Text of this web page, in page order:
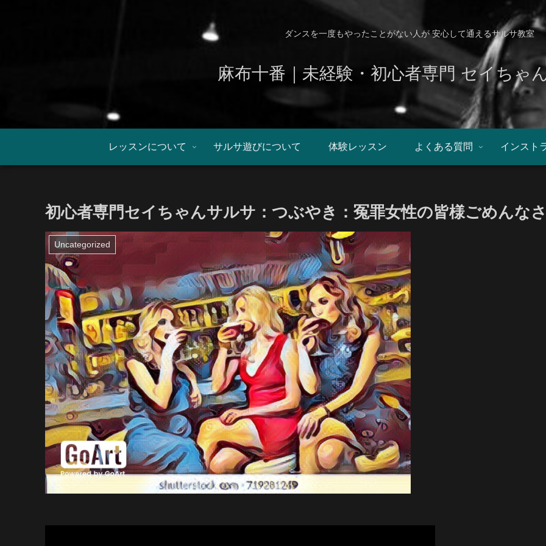
ダンスを一度もやったことがない人が 安心して通えるサルサ教室
麻布十番｜未経験・初心者専門 セイちゃ
レッスンについて サルサ遊びについて 体験レッスン よくある質問 インスト
初心者専門セイちゃんサルサ：つぶやき：冤罪女性の皆様ごめんな
Uncategorized